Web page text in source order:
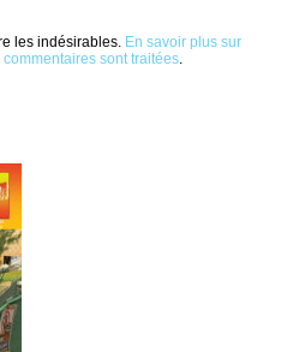
les indésirables. En savoir plus sur
sont traitées.